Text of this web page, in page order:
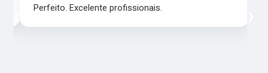
Perfeito. Excelente profissionais.
‹